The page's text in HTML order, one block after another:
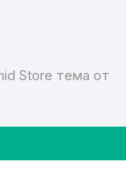
Store тема от